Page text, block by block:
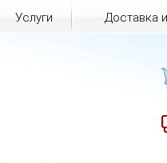
Услуги Доставка